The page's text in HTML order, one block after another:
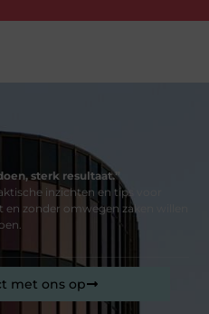
sterk resultaat.”
inzichten en tips voor
zonder omwegen zaken willen
met ons op